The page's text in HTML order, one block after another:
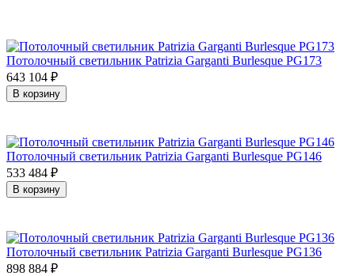
Потолочный светильник Patrizia Garganti Burlesque PG173
643 104 ₽
В корзину
Потолочный светильник Patrizia Garganti Burlesque PG146
533 484 ₽
В корзину
Потолочный светильник Patrizia Garganti Burlesque PG136
898 884 ₽